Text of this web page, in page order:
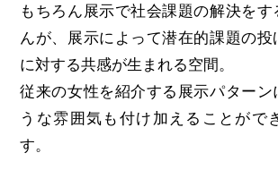
もちろん展示で社会課題の解決を
んが、展示によって潜在的課題の投
に対する共感が生まれる空間。
従来の女性を紹介する展示パターン
うな雰囲気も付け加えることがで
す。